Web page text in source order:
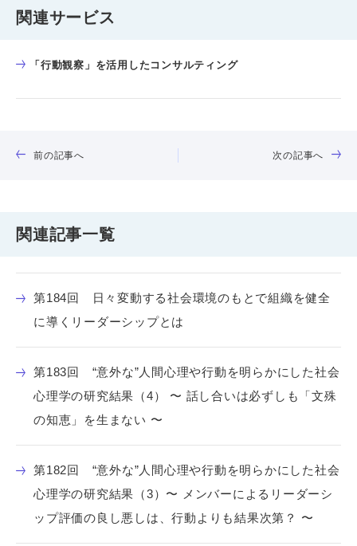
関連サービス
「行動観察」を活用したコンサルティング
前の記事へ 次の記事へ
関連記事一覧
第184回 日々変動する社会環境のもとで組織を健全
に導くリーダーシップとは
第183回 “意外な”人間心理や行動を明らかにした社会
心理学の研究結果（4） 〜 話し合いは必ずしも「文殊
の知恵」を生まない 〜
第182回 “意外な”人間心理や行動を明らかにした社会
心理学の研究結果（3）〜 メンバーによるリーダーシ
ップ評価の良し悪しは、行動よりも結果次第？ 〜